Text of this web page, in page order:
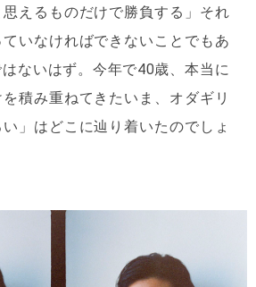
えるものだけで勝負する」それ
いなければできないことでもあ
ないはず。今年で40歳、本当に
積み重ねてきたいま、オダギリ
」はどこに辿り着いたのでしょ